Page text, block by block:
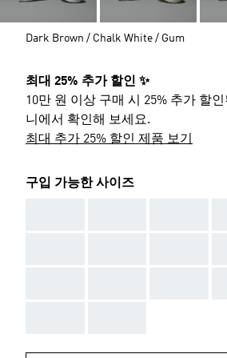
Dark Brown / Chalk White / Gum
최대 25% 추가 할인 ✨
10만 원 이상 구매 시 25% 추가 할
니에서 확인해 보세요.
최대 추가 25% 할인 제품 보기
구입 가능한 사이즈